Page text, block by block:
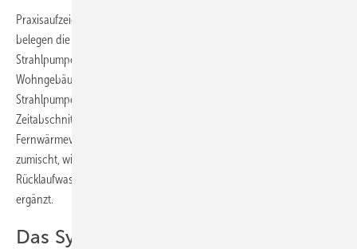
Praxisaufzeichnungen des Strahlpumpenhubes in Wohngebäuden
belegen die Wirksamkeit des Konzepts. Bild 3 zeigt den Verlauf des
Strahlpumpenhubes einer Warmwasserbereitung in einem
Wohngebäude. Die Aufzeichnung der Stellung der geregelten
Strahlpumpe über einen Tag zeigt während eines großen
Zeitabschnitts die Schließstellung (01 geschlossen), keinen
Fernwärmeverbrauch. Auch wenn die Strahlpumpe Fernwärme
zumischt, wird die Vorratswärme zum Vorwärmen des
Rücklaufwassers genutzt. Die Fernwärme wird nur zum Nachwärmen
ergänzt.
Das System für Bestandssysteme